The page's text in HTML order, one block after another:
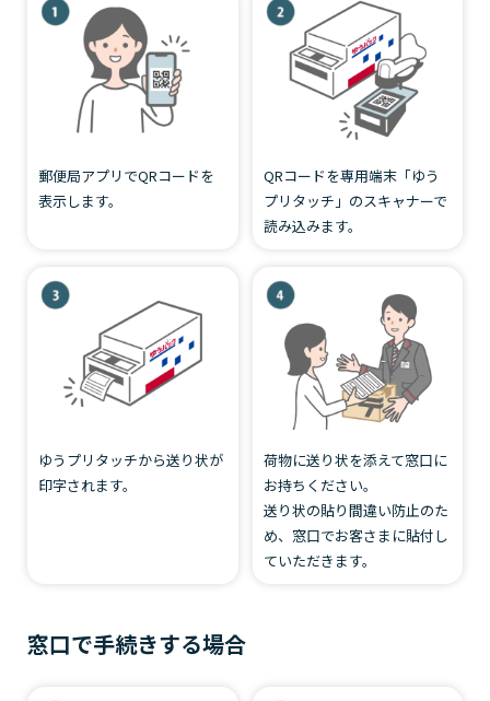
郵便局アプリでQRコードを
表示します。
QRコードを専用端末「ゆう
プリタッチ」のスキャナーで
読み込みます。
ゆうプリタッチから送り状が
印字されます。
荷物に送り状を添えて窓口に
お持ちください。
送り状の貼り間違い防止のた
め、窓口でお客さまに貼付し
ていただきます。
窓口で手続きする場合